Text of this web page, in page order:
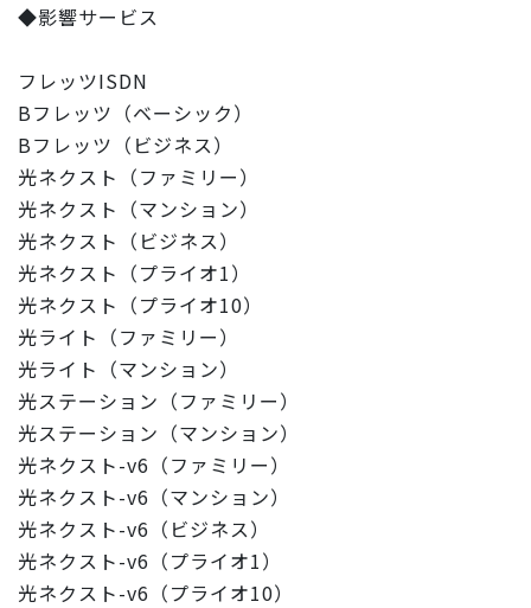
◆影響サービス
フレッツISDN
Bフレッツ（ベーシック）
Bフレッツ（ビジネス）
光ネクスト（ファミリー）
光ネクスト（マンション）
光ネクスト（ビジネス）
光ネクスト（プライオ1）
光ネクスト（プライオ10）
光ライト（ファミリー）
光ライト（マンション）
光ステーション（ファミリー）
光ステーション（マンション）
光ネクスト-v6（ファミリー）
光ネクスト-v6（マンション）
光ネクスト-v6（ビジネス）
光ネクスト-v6（プライオ1）
光ネクスト-v6（プライオ10）